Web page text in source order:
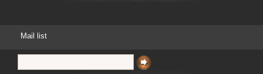
Mail list